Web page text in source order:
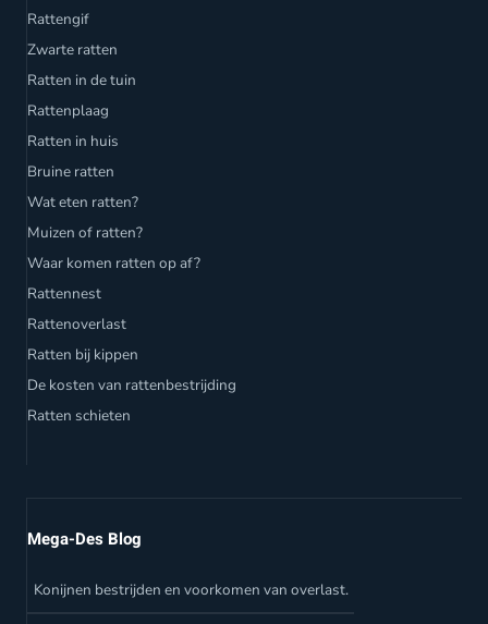
Rattengif
Zwarte ratten
Ratten in de tuin
Rattenplaag
Ratten in huis
Bruine ratten
Wat eten ratten?
Muizen of ratten?
Waar komen ratten op af?
Rattennest
Rattenoverlast
Ratten bij kippen
De kosten van rattenbestrijding
Ratten schieten
Mega-Des Blog
Konijnen bestrijden en voorkomen van overlast.